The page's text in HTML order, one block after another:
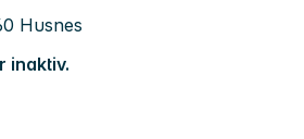
Husnes
inaktiv.